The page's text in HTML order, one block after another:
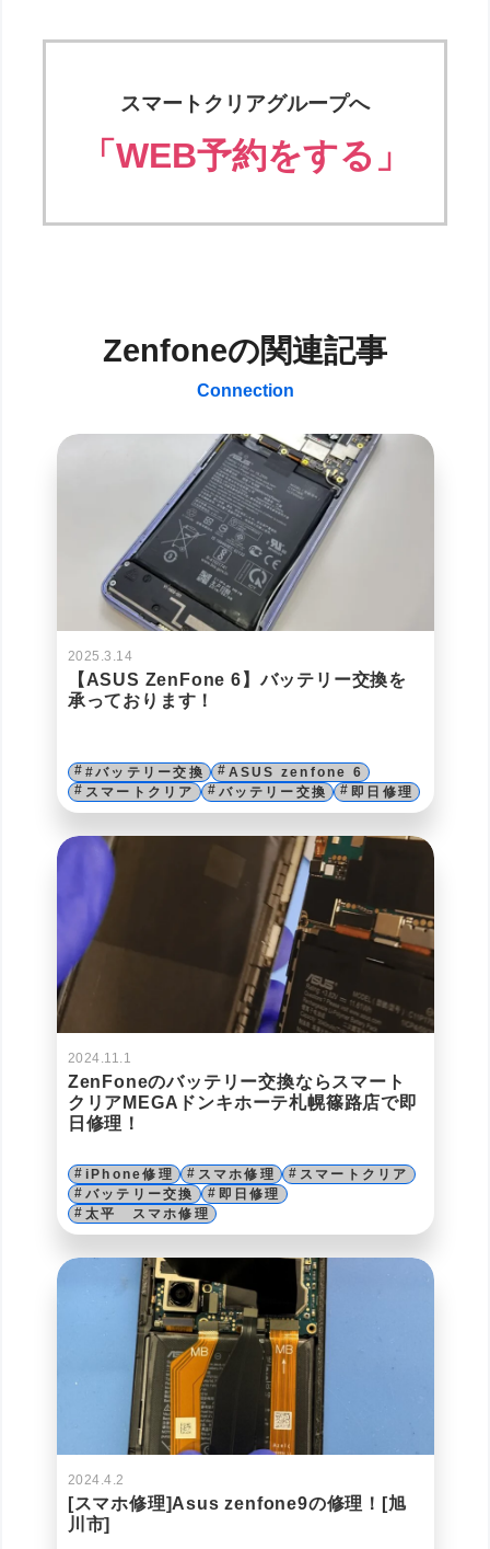
スマートクリアグループへ
「WEB予約をする」
Zenfoneの関連記事
Connection
2025.3.14
【ASUS ZenFone 6】バッテリー交換を
承っております！
#バッテリー交換
ASUS zenfone 6
スマートクリア
バッテリー交換 即日修理
2024.11.1
ZenFoneのバッテリー交換ならスマート
クリアMEGAドンキホーテ札幌篠路店で即
日修理！
iPhone修理 スマホ修理
スマートクリア
バッテリー交換
即日修理
太平 スマホ修理
2024.4.2
[スマホ修理]Asus zenfone9の修理！[旭
川市]